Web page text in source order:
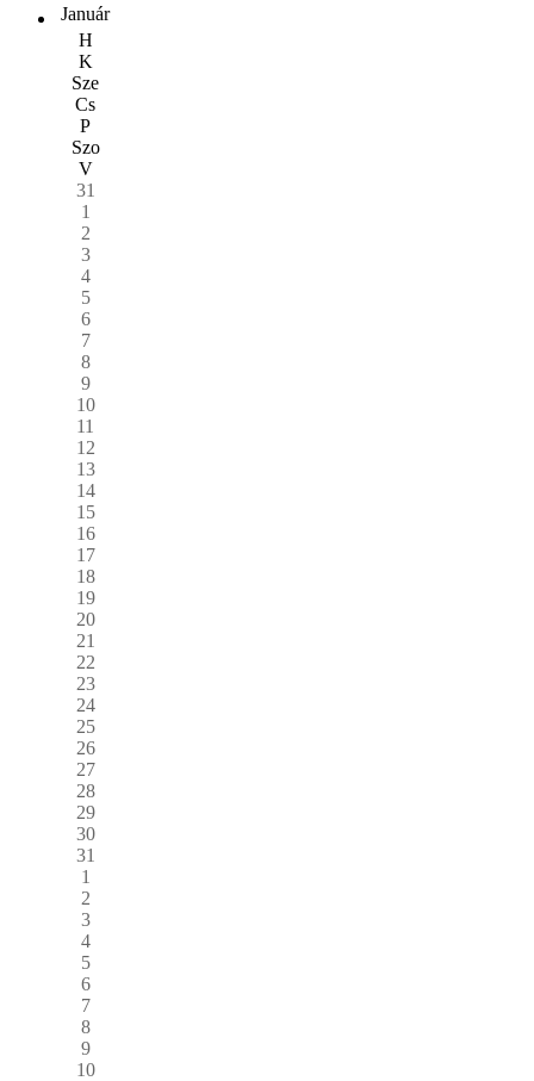
Január
H
K
Sze
Cs
P
Szo
V
31
1
2
3
4
5
6
7
8
9
10
11
12
13
14
15
16
17
18
19
20
21
22
23
24
25
26
27
28
29
30
31
1
2
3
4
5
6
7
8
9
10